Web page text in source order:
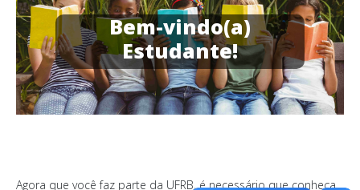
Bem-vindo(a)
Estudante!
Agora que você faz parte da UFRB, é necessário que conheça